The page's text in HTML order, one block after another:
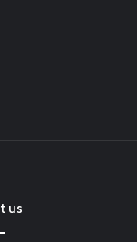
us